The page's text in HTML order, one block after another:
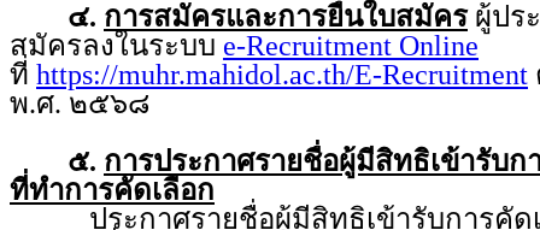
๔. การสมัครและการยื่นใบสมัครผู้ปร
สมัครลงในระบบ e-Recruitment Online
ที่ https://muhr.mahidol.ac.th/E-Recruitment
พ.ศ. ๒๕๖๘
๕. การประกาศรายชื่อผู้มีสิทธิเข้ารับก
ที่ทำการคัดเลือก
ประกาศรายชื่อผู้มีสิทธิเข้ารับการคัดเ